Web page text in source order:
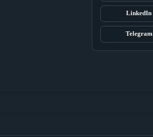
LinkedIn
Telegram